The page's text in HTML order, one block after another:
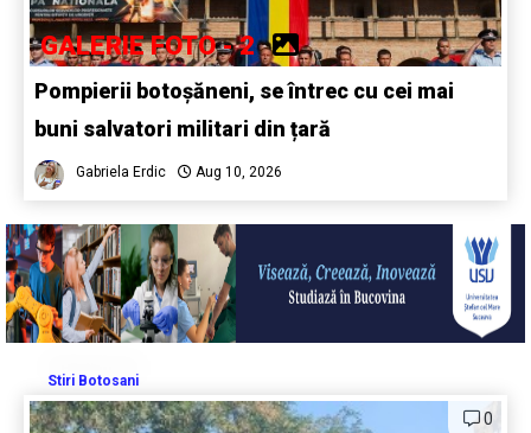
GALERIE FOTO - 2
Pompierii botoșăneni, se întrec cu cei mai
buni salvatori militari din țară
Gabriela Erdic Aug 10, 2026
Stiri Botosani
0